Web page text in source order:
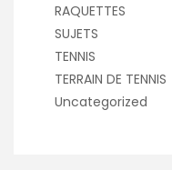
RAQUETTES
SUJETS
TENNIS
TERRAIN DE TENNIS
Uncategorized